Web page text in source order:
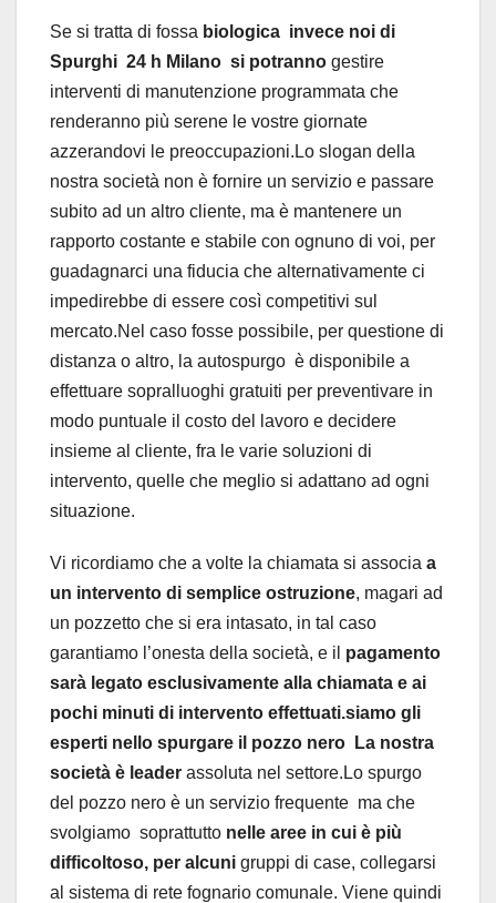
Se si tratta di fossa biologica invece noi di
Spurghi 24 h Milano si potranno gestire
interventi di manutenzione programmata che
renderanno più serene le vostre giornate
azzerandovi le preoccupazioni.Lo slogan della
nostra società non è fornire un servizio e passare
subito ad un altro cliente, ma è mantenere un
rapporto costante e stabile con ognuno di voi, per
guadagnarci una fiducia che alternativamente ci
impedirebbe di essere così competitivi sul
mercato.Nel caso fosse possibile, per questione di
distanza o altro, la autospurgo è disponibile a
effettuare sopralluoghi gratuiti per preventivare in
modo puntuale il costo del lavoro e decidere
insieme al cliente, fra le varie soluzioni di
intervento, quelle che meglio si adattano ad ogni
situazione.
Vi ricordiamo che a volte la chiamata si associa a
un intervento di semplice ostruzione, magari ad
un pozzetto che si era intasato, in tal caso
garantiamo l’onesta della società, e il pagamento
sarà legato esclusivamente alla chiamata e ai
pochi minuti di intervento effettuati.siamo gli
esperti nello spurgare il pozzo nero La nostra
società è leader assoluta nel settore.Lo spurgo
del pozzo nero è un servizio frequente ma che
svolgiamo soprattutto nelle aree in cui è più
difficoltoso, per alcuni gruppi di case, collegarsi
al sistema di rete fognario comunale. Viene quindi